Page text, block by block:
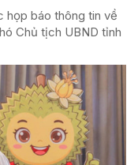
họp báo thông tin về
Chủ tịch UBND tỉnh